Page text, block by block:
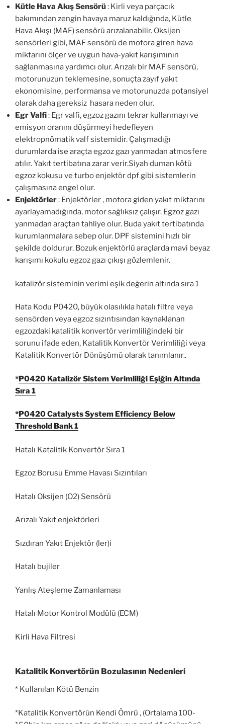
Kütle Hava Akış Sensörü: Kirli veya parçacık
bakımından zengin havaya maruz kaldığında, Kütle
Hava Akışı (MAF) sensörü arızalanabilir. Oksijen
sensörleri gibi, MAF sensörü de motora giren hava
miktarını ölçer ve uygun hava-yakıt karışımının
sağlanmasına yardımcı olur. Arızalı bir MAF sensörü,
motorunuzun teklemesine, sonuçta zayıf yakıt
ekonomisine, performansa ve motorunuzda potansiyel
olarak daha gereksiz hasara neden olur.
Egr Valfi: Egr valfi, egzoz gazını tekrar kullanmayı ve
emisyon oranını düşürmeyi hedefleyen
elektropnömatik valf sistemidir. Çalışmadığı
durumlarda ise araçta egzoz gazı yanmadan atmosfere
atılır. Yakıt tertibatına zarar verir.Siyah duman kötü
egzoz kokusu ve turbo enjektör dpf gibi sistemlerin
çalışmasına engel olur.
Enjektörler: Enjektörler , motora giden yakıt miktarını
ayarlayamadığında, motor sağlıksız çalışır. Egzoz gazı
yanmadan araçtan tahliye olur. Buda yakıt tertibatında
kurumlanmalara sebep olur. DPF sistemini hızlı bir
şekilde doldurur. Bozuk enjektörlü araçlarda mavi beyaz
karışımı kokulu egzoz gazı çıkışı gözlemlenir.
katalizör sisteminin verimi eşik değerin altında sıra 1
Hata Kodu P0420, büyük olasılıkla hatalı filtre veya
sensörden veya egzoz sızıntısından kaynaklanan
egzozdaki katalitik konvertör verimliliğindeki bir
sorunu ifade eden, Katalitik Konvertör Verimliliği veya
Katalitik Konvertör Dönüşümü olarak tanımlanır..
*P0420 Katalizör Sistem Verimliliği Eşiğin Altında
Sıra 1
*P0420 Catalysts System Efficiency Below
Threshold Bank 1
Hatalı Katalitik Konvertör Sıra 1
Egzoz Borusu Emme Havası Sızıntıları
Hatalı Oksijen (O2) Sensörü
Arızalı Yakıt enjektörleri
Sızdıran Yakıt Enjektör (ler)i
Hatalı bujiler
Yanlış Ateşleme Zamanlaması
Hatalı Motor Kontrol Modülü (ECM)
Kirli Hava Filtresi
Katalitik Konvertörün Bozulasının Nedenleri
* Kullanılan Kötü Benzin
*Katalitik Konvertörün Kendi Ömrü , (Ortalama 100-